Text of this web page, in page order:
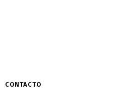
CONTACTO